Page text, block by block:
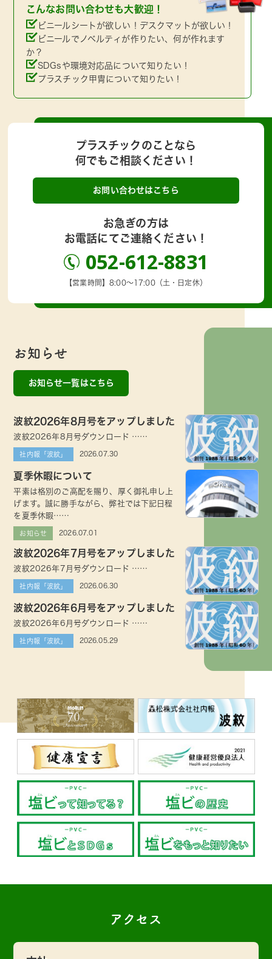
こんなお問い合わせも大歓迎！
ビニールシートが欲しい！デスクマットが欲しい！
ビニールでノベルティが作りたい、何が作れます
か？
SDGsや環境対応品について知りたい！
プラスチック甲冑について知りたい！
プラスチックのことなら
何でもご相談ください！
お問い合わせはこちら
お急ぎの方は
お電話にてご連絡ください！
052-612-8831
【営業時間】8:00～17:00（土・日定休）
お知らせ
お知らせ一覧はこちら
波紋2026年8月号をアップしました
波紋2026年8月号ダウンロード ……
社内報「波紋」 2026.07.30
夏季休暇について
平素は格別のご高配を賜り、厚く御礼申し上
げます。誠に勝手ながら、弊社では下記日程
を夏季休暇……
お知らせ 2026.07.01
波紋2026年7月号をアップしました
波紋2026年7月号ダウンロード ……
社内報「波紋」 2026.06.30
波紋2026年6月号をアップしました
波紋2026年6月号ダウンロード ……
社内報「波紋」 2026.05.29
アクセス